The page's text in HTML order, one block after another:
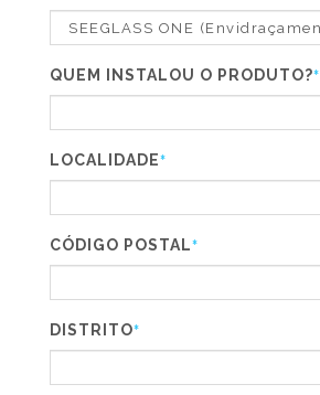
QUEM INSTALOU O PRODUTO?*
LOCALIDADE*
CÓDIGO POSTAL*
DISTRITO*